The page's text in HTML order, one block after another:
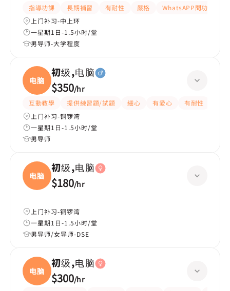
指導功課 長期補習 有耐性 嚴格
WhatsAPP問功課
上门补习-中上环
一星期1日-1.5小时/堂
男导师-大学程度
电脑
初级,电脑
$350/hr
互動教學 提供練習題/試題 細心 有愛心
有耐性
上门补习-铜锣湾
一星期1日-1.5小时/堂
男导师
电脑
初级,电脑
$180/hr
上门补习-铜锣湾
一星期1日-1.5小时/堂
男导师/女导师-DSE
电脑
初级,电脑
$300/hr